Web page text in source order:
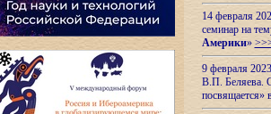
14 февраля
семинар на
Америки»
9 февраля
В.П. Беляева.
посвящается»